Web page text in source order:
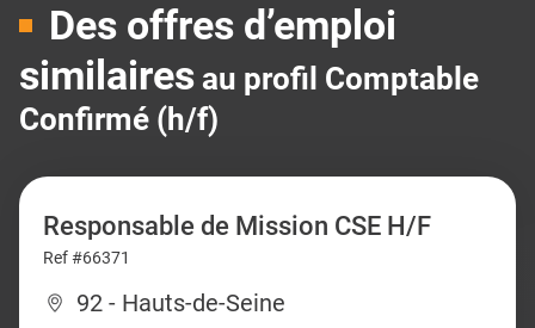
Des offres d’emploi
similaires au profil Comptable
Confirmé (h/f)
Responsable de Mission CSE H/F
Ref #66371
92 - Hauts-de-Seine